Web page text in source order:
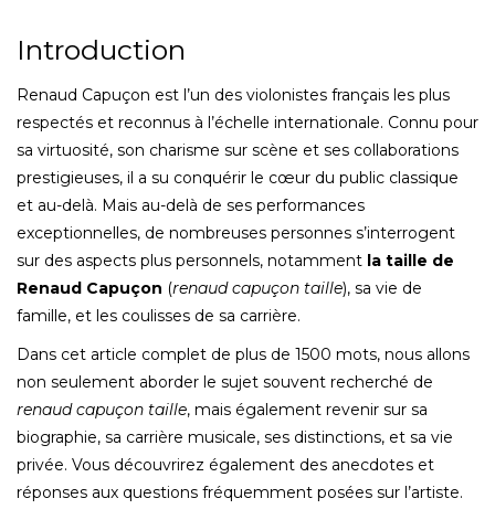
Introduction
Renaud Capuçon est l’un des violonistes français les plus
respectés et reconnus à l’échelle internationale. Connu pour
sa virtuosité, son charisme sur scène et ses collaborations
prestigieuses, il a su conquérir le cœur du public classique
et au-delà. Mais au-delà de ses performances
exceptionnelles, de nombreuses personnes s’interrogent
sur des aspects plus personnels, notamment la taille de
Renaud Capuçon (renaud capuçon taille), sa vie de
famille, et les coulisses de sa carrière.
Dans cet article complet de plus de 1500 mots, nous allons
non seulement aborder le sujet souvent recherché de
renaud capuçon taille, mais également revenir sur sa
biographie, sa carrière musicale, ses distinctions, et sa vie
privée. Vous découvrirez également des anecdotes et
réponses aux questions fréquemment posées sur l’artiste.